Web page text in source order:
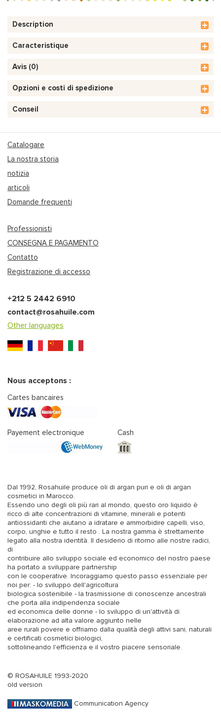
Description
Caracteristique
Avis (0)
Opzioni e costi di spedizione
Conseil
Catalogare
La nostra storia
notizia
articoli
Domande frequenti
Professionisti
CONSEGNA E PAGAMENTO
Contatto
Registrazione di accesso
+212 5 2442 6910
contact@rosahuile.com
Other languages
Nous acceptons :
Cartes bancaires
Payement electronique Cash
Dal 1992, Rosahuile produce oli di argan puri e oli di argan
cosmetici in Marocco.
Essendo uno degli oli più rari al mondo, questo oro liquido è
ricco di alte concentrazioni di vitamine, minerali e potenti
antiossidanti che aiutano a idratare e ammorbidire capelli, viso,
corpo, unghie e tutto il resto . La nostra gamma è strettamente
legato alla nostra identità. Il desiderio di ritorno alle nostre radici,
di
contribuire allo sviluppo sociale ed economico del nostro paese
ha portato a sviluppare partnership
con le cooperative. Incoraggiamo questo passo essenziale per
noi per: - lo sviluppo dell'agricoltura
biologica sostenibile - la trasmissione di conoscenze ancestrali
che porta alla indipendenza sociale
ed economica delle donne - lo sviluppo di un'attività di
elaborazione ad alta valore aggiunto nelle
aree rurali povere e offriamo dalla qualità degli attivi sani, naturali
e certificati cosmetici biologici,
sottolineando l'efficienza e il vostro piacere sensoriale.
© ROSAHUILE 1993-2020
old version
Communication Agency